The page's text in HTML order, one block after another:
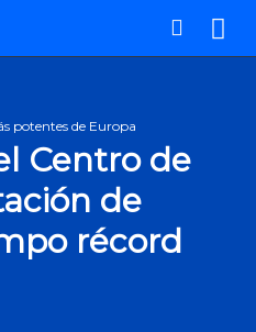
potentes de Europa
Centro de
de
récord